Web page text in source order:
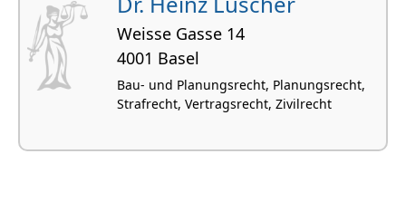
Weisse Gasse 14
4001 Basel
Bau- und Planungsrecht, Planungsrecht,
Strafrecht, Vertragsrecht, Zivilrecht